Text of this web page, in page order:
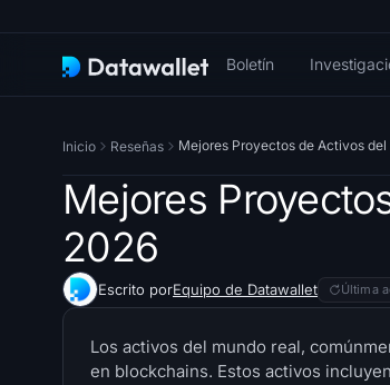
Boletín
Inicio Reseñas Mejores Proyectos de Activos
Mejores
2026
Escrito porEquipo de Datawallet Última
Los activos del mundo real,
en blockchains. Estos activos